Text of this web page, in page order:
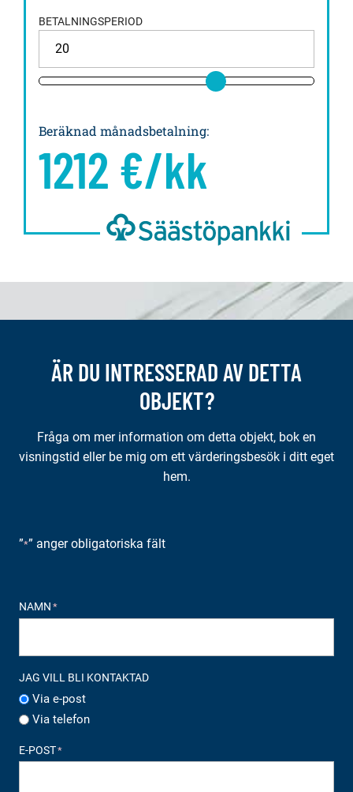
BETALNINGSPERIOD
Beräknad månadsbetalning:
1212 €/kk
ÄR DU INTRESSERAD AV DETTA
OBJEKT?
Fråga om mer information om detta objekt, bok en
visningstid eller be mig om ett värderingsbesök i ditt eget
hem.
”*” anger obligatoriska fält
NAMN *
JAG VILL BLI KONTAKTAD
Via e-post
Via telefon
E-POST*